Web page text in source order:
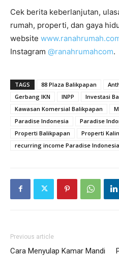
Cek berita keberlanjutan,
rumah, properti, dan gaya
website
Instagram @ranahrumahcom.
TAGS 88 Plaza Balikpapan
Gerbang IKN
INPP Investasi
Kawasan Komersial Balikpapan
Paradise Indonesia
Paradise
Properti Balikpapan
Properti
recurring income Paradise Indonesia
Previous article
Cara Menyulap Kamar Mandi